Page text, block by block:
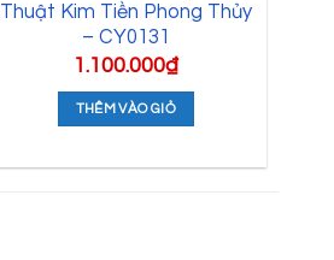
Thuật Kim Tiền Phong Thủy
– CY0131
1.100.000₫
THÊM VÀO GIỎ